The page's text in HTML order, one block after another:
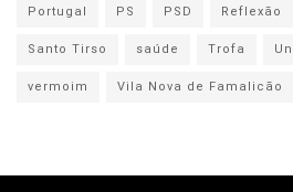
Portugal
PS PSD Reflexão
Santo Tirso
saúde Trofa
vermoim
Vila Nova de Famalicão